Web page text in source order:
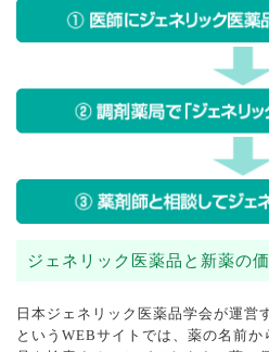
ジェネリック医薬品と新薬の
日本ジェネリック医薬品学会が運営
というWEBサイトでは、薬の名前